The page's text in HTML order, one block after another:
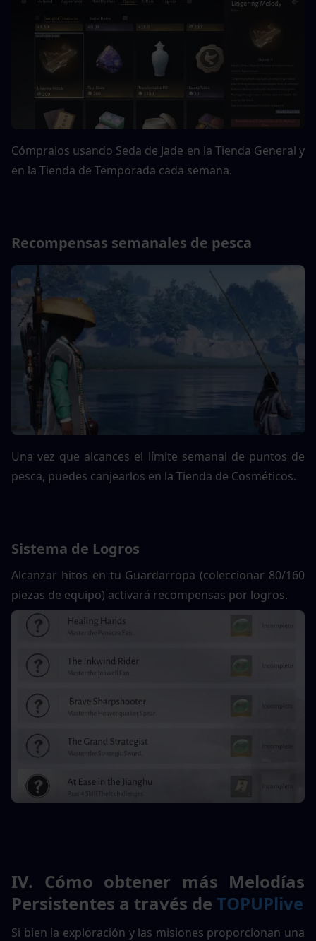
Cómpralos usando Seda de Jade en la Tienda General y
en la Tienda de Temporada cada semana.
Recompensas semanales de pesca
Una vez que alcances el límite semanal de puntos de
pesca, puedes canjearlos en la Tienda de Cosméticos.
Sistema de Logros
Alcanzar hitos en tu Guardarropa (coleccionar 80/160
piezas de equipo) activará recompensas por logros.
IV. Cómo obtener más Melodías
Persistentes a través de TOPUPlive
Si bien la exploración y las misiones proporcionan una